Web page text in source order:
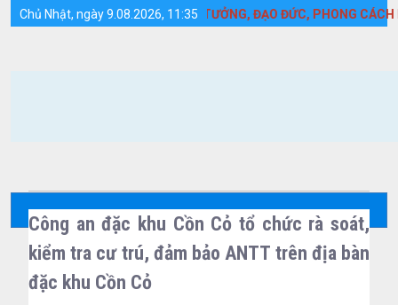
Chi tiết tin tức - Huyện Cồn Cỏ
Chủ Nhật, ngày 9.08.2026, 11:35
TẬP VÀ LÀM THEO TƯ TƯỞNG, ĐẠO ĐỨC, PHONG CÁCH HỒ CHÍ
Công an đặc khu Cồn Cỏ tổ chức rà soát,
kiểm tra cư trú, đảm bảo ANTT trên địa bàn
đặc khu Cồn Cỏ